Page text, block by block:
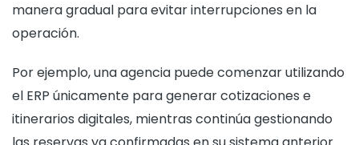
manera gradual para evitar interrupciones en la
operación.
Por ejemplo, una agencia puede comenzar utilizando
el ERP únicamente para generar cotizaciones e
itinerarios digitales, mientras continúa gestionando